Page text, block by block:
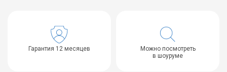
Гарантия 12 месяцев
Можно посмотреть
в шоуруме